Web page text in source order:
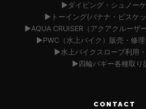
▶︎ダイビング・シュノー
▶︎トーイング(バナナ・ビスケ
▶︎AQUA CRUISER（アクアクルーザ
▶︎PWC（水上バイク）販売・修
▶︎水上バイクスロープ利用
▶︎四輪バギー各種取り
CONTACT